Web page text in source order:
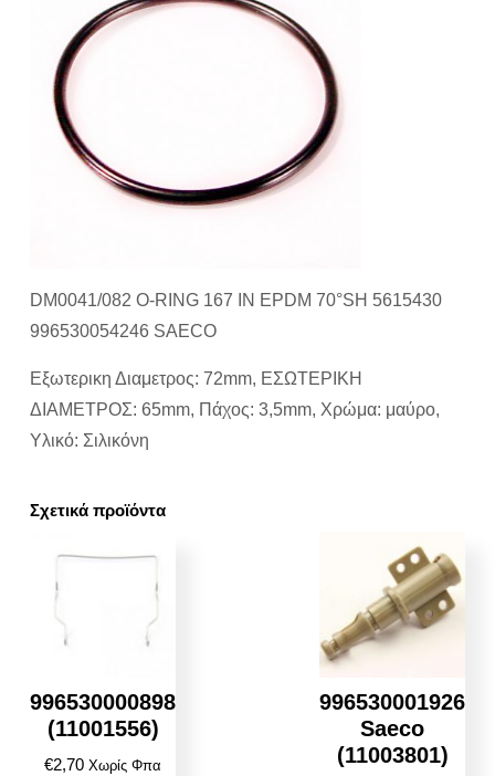
DM0041/082 O-RING 167 IN EPDM 70°SH 5615430
996530054246 SAECO
Εξωτερικη Διαμετρος: 72mm, ΕΣΩΤΕΡΙΚΗ
ΔΙΑΜΕΤΡΟΣ: 65mm, Πάχος: 3,5mm, Χρώμα: μαύρο,
Υλικό: Σιλικόνη
Σχετικά προϊόντα
996530000898
(11001556)
€2,70 Χωρίς Φπα
996530001926
Saeco
(11003801)